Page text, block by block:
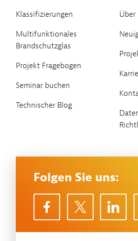
Klassifizierungen
Multifunktionales
Brandschutzglas
Projekt Fragebogen
Seminar buchen
Technischer Blog
Über
Folgen Sie uns: